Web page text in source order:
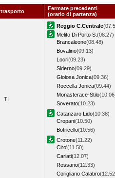
Fermate precedenti
(orario di partenza)
TI
Reggio C.Centrale
Melito Di Porto S. (08.27)
Brancaleone(08.48)
Bovalino(09.13)
Locri(09.23)
Siderno(09.29)
Gioiosa Jonica(09.36)
Roccella Jonica(09.44)
Monasterace-Stilo
Soverato(10.23)
Catanzaro Lido(10.38)
Cropani(10.50)
Botricello(10.56)
Crotone(11.22)
Ciro'(11.50)
Cariati(12.07)
Rossano(12.33)
Corigliano Calabro